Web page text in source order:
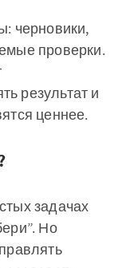
черновики,
проверки.
результат и
ценнее.
задачах
Но